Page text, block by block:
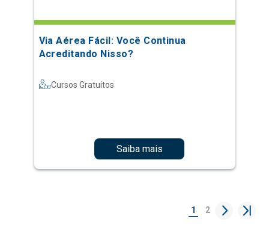
Via Aérea Fácil: Você Continua
Acreditando Nisso?
Cursos Gratuitos
Saiba mais
1 2